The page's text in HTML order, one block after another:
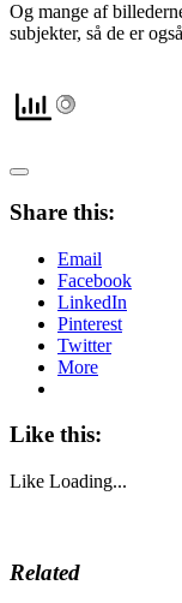
Og mange af
subjekter, så de er
Share this:
Email
Facebook
LinkedIn
Pinterest
Twitter
More
Like this:
Like Loading...
Related